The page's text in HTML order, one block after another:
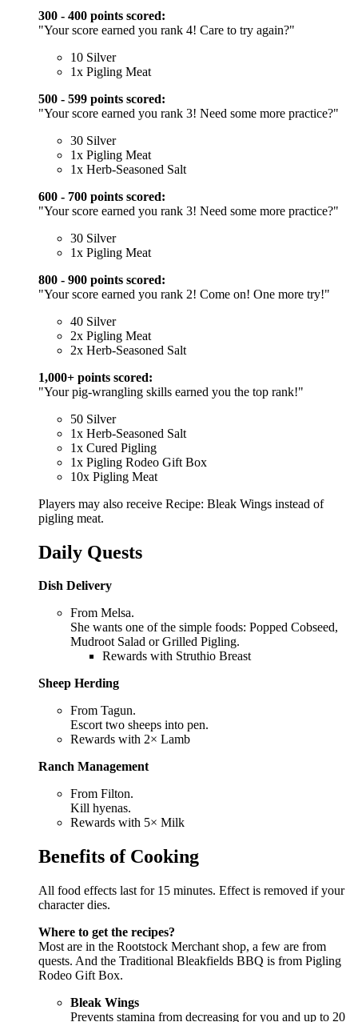
300 - 400 points scored:
"Your score earned you rank 4! Care to try again?"
10 Silver
1x Pigling Meat
500 - 599 points scored:
"Your score earned you rank 3! Need some more practice?"
30 Silver
1x Pigling Meat
1x Herb-Seasoned Salt
600 - 700 points scored:
"Your score earned you rank 3! Need some more practice?"
30 Silver
1x Pigling Meat
800 - 900 points scored:
"Your score earned you rank 2! Come on! One more try!"
40 Silver
2x Pigling Meat
2x Herb-Seasoned Salt
1,000+ points scored:
"Your pig-wrangling skills earned you the top rank!"
50 Silver
1x Herb-Seasoned Salt
1x Cured Pigling
1x Pigling Rodeo Gift Box
10x Pigling Meat
Players may also receive Recipe: Bleak Wings instead of
pigling meat.
Daily Quests
Dish Delivery
From Melsa.
She wants one of the simple foods: Popped Cobseed,
Mudroot Salad or Grilled Pigling.
Rewards with Struthio Breast
Sheep Herding
From Tagun.
Escort two sheeps into pen.
Rewards with 2× Lamb
Ranch Management
From Filton.
Kill hyenas.
Rewards with 5× Milk
Benefits of Cooking
All food effects last for 15 minutes. Effect is removed if your
character dies.
Where to get the recipes?
Most are in the Rootstock Merchant shop, a few are from
quests. And the Traditional Bleakfields BBQ is from Pigling
Rodeo Gift Box.
Bleak Wings
Prevents stamina from decreasing for you and up to 20